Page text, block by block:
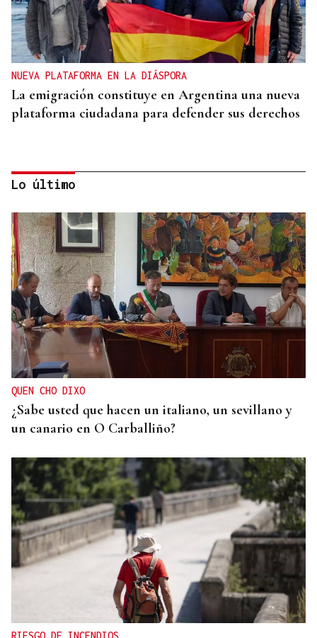
NUEVA PLATAFORMA EN LA DIÁSPORA
La emigración constituye en Argentina una nueva
plataforma ciudadana para defender sus derechos
GIRA
El Ballet Folklórico Tupa Marka en gira en España
y Francia
Lo último
QUEN CHO DIXO
¿Sabe usted que hacen un italiano, un sevillano y
un canario en O Carballiño?